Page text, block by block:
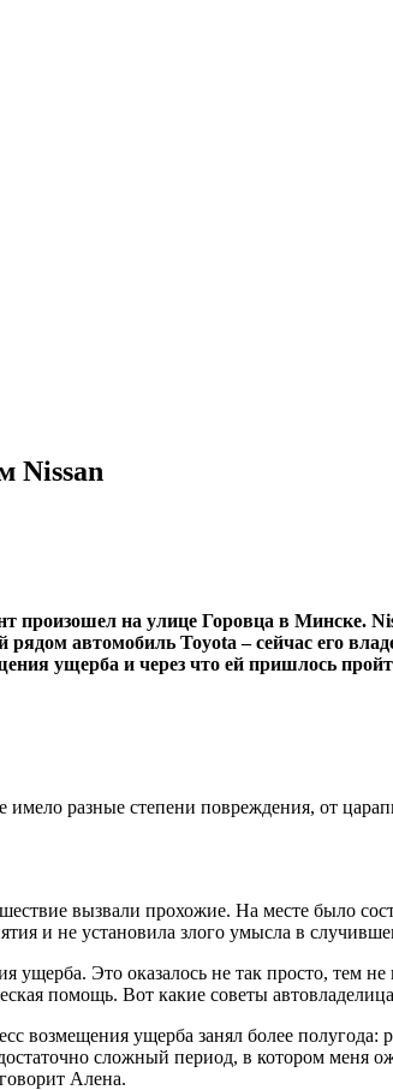
Nissan
на улице Горовца в Минске.
автомобиль Toyota – сейчас его
ущерба и через что ей пришлось
разные степени повреждения, от
вызвали прохожие. На месте было
и не установила злого умысла в
ущерба. Это оказалось не так просто, тем
помощь. Вот какие советы
возмещения ущерба занял более
сложный период, в котором меня
Алена.